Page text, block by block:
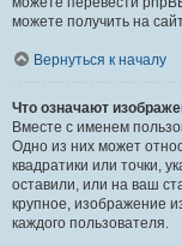
можете получить на
Вернуться к началу
Что означают
Вместе с именем
Одно из них может
квадратики или точки,
оставили, или на ваш
крупное, изображение
каждого пользователя.